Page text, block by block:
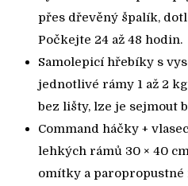
přes dřevěný špalík,
Počkejte 24 až 48 hodin.
Samolepicí hřebíky s
jednotlivé rámy 1 až 2
bez lišty, lze je sejmout
Command háčky +
lehkých rámů 30 × 40
omítky a paropropustné